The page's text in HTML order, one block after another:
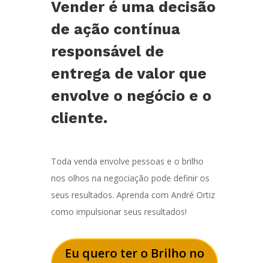
Vender é uma decisão
de ação contínua
responsável de
entrega de valor que
envolve o negócio e o
cliente.
Toda venda envolve pessoas e o brilho
nos olhos na negociação pode definir os
seus resultados. Aprenda com André Ortiz
como impulsionar seus resultados!
Eu quero ter o Brilho no